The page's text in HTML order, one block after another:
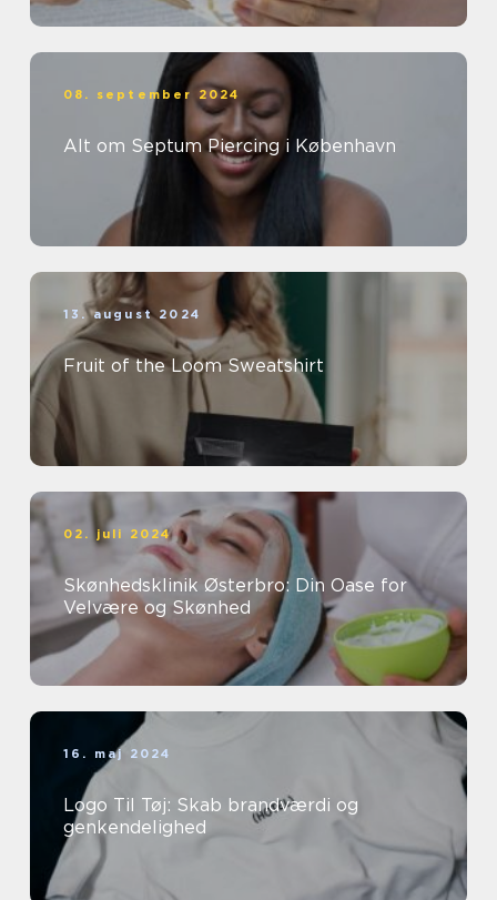
08. september 2024
Alt om Septum Piercing i København
13. august 2024
Fruit of the Loom Sweatshirt
02. juli 2024
Skønhedsklinik Østerbro: Din Oase for
Velvære og Skønhed
16. maj 2024
Logo Til Tøj: Skab brandværdi og
genkendelighed